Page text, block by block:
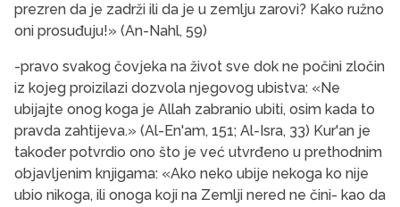
prezren da je zadrži ili da je u zemlju zarovi? Kako ružno
oni prosuđuju!» (An-Nahl, 59)
-pravo svakog čovjeka na život sve dok ne počini zločin
iz kojeg proizilazi dozvola njegovog ubistva: «Ne
ubijajte onog koga je Allah zabranio ubiti, osim kada to
pravda zahtijeva.» (Al-En'am, 151; Al-Isra, 33) Kur'an je
također potvrdio ono što je već utvrđeno u prethodnim
objavljenim knjigama: «Ako neko ubije nekoga ko nije
ubio nikoga, ili onoga koji na Zemlji nered ne čini- kao da